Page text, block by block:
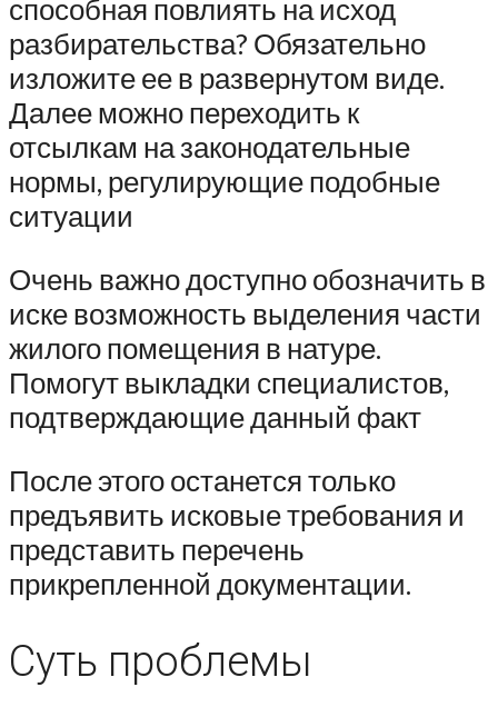
способная повлиять на исход
разбирательства? Обязательно
изложите ее в развернутом виде.
Далее можно переходить к
отсылкам на законодательные
нормы, регулирующие подобные
ситуации
Очень важно доступно обозначить в
иске возможность выделения части
жилого помещения в натуре.
Помогут выкладки специалистов,
подтверждающие данный факт
После этого останется только
предъявить исковые требования и
представить перечень
прикрепленной документации.
Суть проблемы